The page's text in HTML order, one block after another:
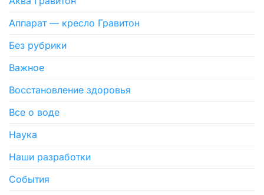
Аппарат — кресло Гравитон
Без рубрики
Важное
Восстановление здоровья
Все о воде
Наука
Наши разработки
События